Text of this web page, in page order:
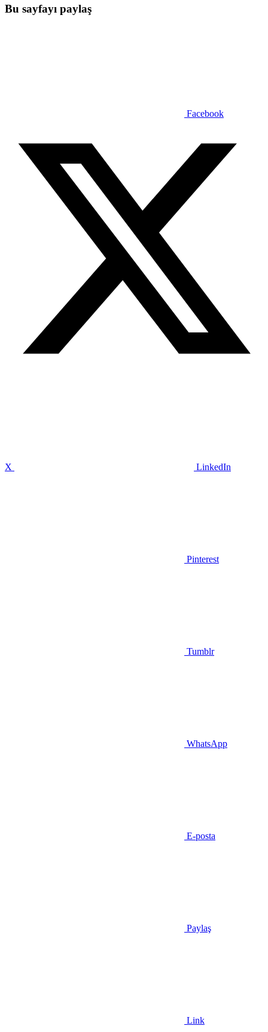
Bu sayfayı paylaş
Facebook
X LinkedIn
Pinterest
Tumblr
WhatsApp
E-posta
Paylaş
Link